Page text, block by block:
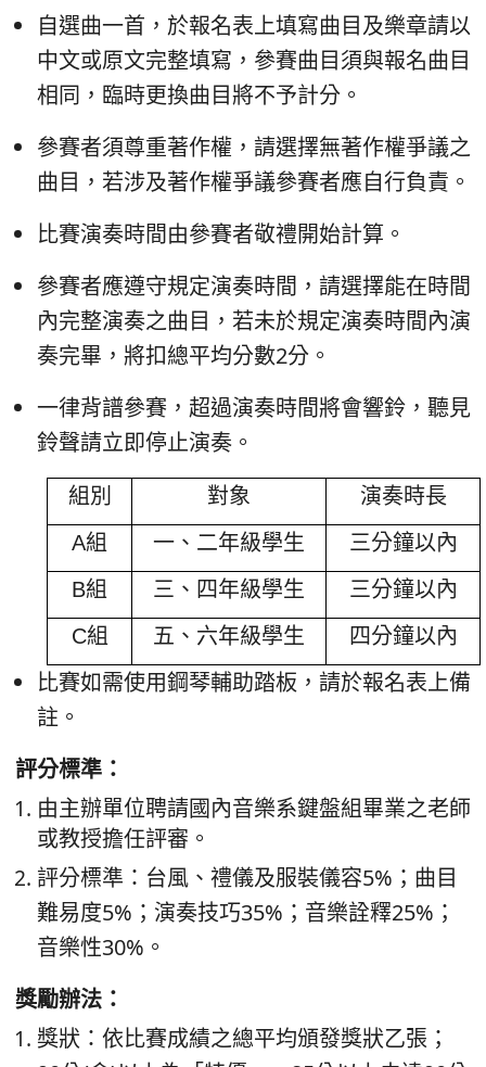
自選曲一首，於報名表上填寫曲目及樂章請以
中文或原文完整填寫，參賽曲目須與報名曲目
相同，臨時更換曲目將不予計分。
參賽者須尊重著作權，請選擇無著作權爭議之
曲目，若涉及著作權爭議參賽者應自行負責。
比賽演奏時間由參賽者敬禮開始計算。
參賽者應遵守規定演奏時間，請選擇能在時間
內完整演奏之曲目，若未於規定演奏時間內演
奏完畢，將扣總平均分數2分。
一律背譜參賽，超過演奏時間將會響鈴，聽見
鈴聲請立即停止演奏。
組別 對象
演奏時長
A組 一、二年級學生
三分鐘以內
B組 三、四年級學生
三分鐘以內
C組 五、六年級學生 四分鐘以內
比賽如需使用鋼琴輔助踏板，請於報名表上備
註。
評分標準：
由主辦單位聘請國內音樂系鍵盤組畢業之老師
或教授擔任評審。
評分標準：台風、禮儀及服裝儀容5%；曲目
難易度5%；演奏技巧35%；音樂詮釋25%；
音樂性30%。
獎勵辦法：
獎狀：依比賽成績之總平均頒發獎狀乙張；